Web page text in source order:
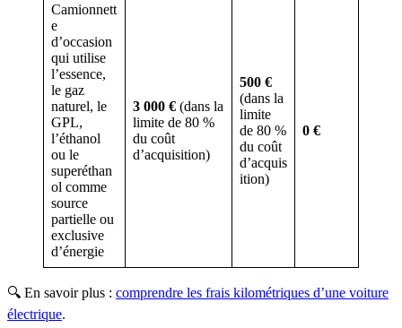
Camionnett
e
d’occasion
qui utilise
l’essence,
le gaz
naturel, le
GPL,
l’éthanol
ou le
superéthan
ol comme
source
partielle ou
exclusive
d’énergie
3 000 € (dans la
limite de 80 %
du coût
d’acquisition)
500 €
(dans la
limite
de 80 %
du coût
d’acquis
ition)
0 €
🔍 En savoir plus : comprendre les frais kilométriques d’une voiture
électrique.